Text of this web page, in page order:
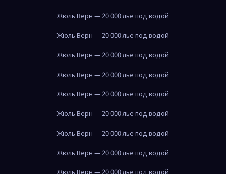
Жюль Верн — 20 000 лье под водой
Жюль Верн — 20 000 лье под водой
Жюль Верн — 20 000 лье под водой
Жюль Верн — 20 000 лье под водой
Жюль Верн — 20 000 лье под водой
Жюль Верн — 20 000 лье под водой
Жюль Верн — 20 000 лье под водой
Жюль Верн — 20 000 лье под водой
Жюль Верн — 20 000 лье под водой